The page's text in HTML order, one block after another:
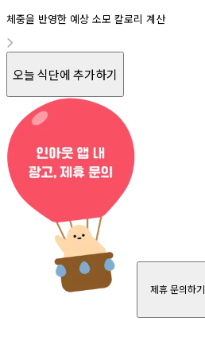
체중을 반영한 예상 소모 칼로리 계산
오늘 식단에 추가하기
제휴 문의하기